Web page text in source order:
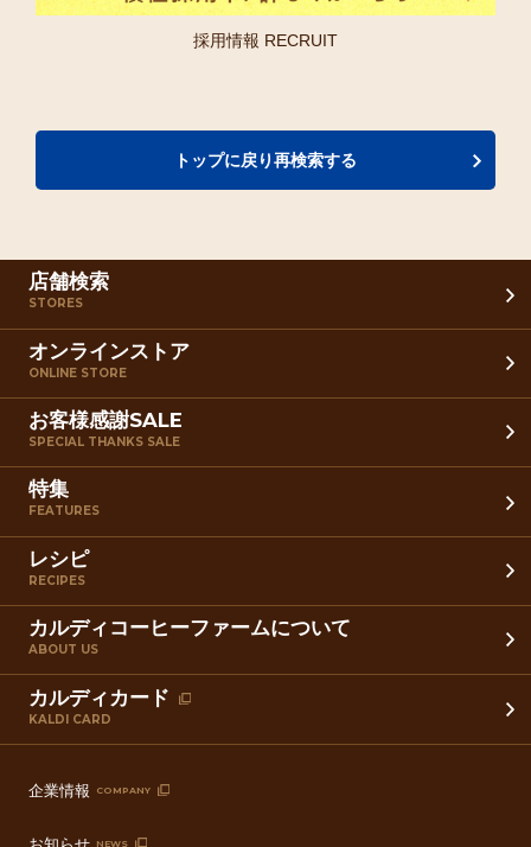
採用情報 RECRUIT
トップに戻り再検索する
店舗検索
STORES
オンラインストア
ONLINE STORE
お客様感謝SALE
SPECIAL THANKS SALE
特集
FEATURES
レシピ
RECIPES
カルディコーヒーファームについて
ABOUT US
カルディカード
KALDI CARD
企業情報 COMPANY
NEWS